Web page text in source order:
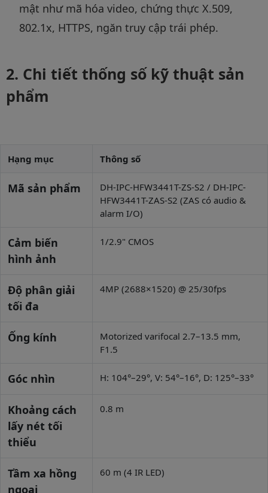
mật như mã hóa video, chứng thực X.509,
802.1x, HTTPS, ngăn truy cập trái phép.
Chi tiết thống số kỹ thuật sản
phẩm
Hạng mục Thông số
Mã sản phẩm
DH-IPC-HFW3441T-ZS-S2 / DH-IPC-
HFW3441T-ZAS-S2 (ZAS có audio &
alarm I/O)
Cảm biến
hình ảnh
1/2.9" CMOS
Độ phân giải
tối đa
4MP (2688×1520) @ 25/30fps
Ống kính
Motorized varifocal 2.7–13.5 mm,
F1.5
Góc nhìn H: 104°–29°, V: 54°–16°, D: 125°–33°
Khoảng cách
lấy nét tối
thiểu
0.8 m
Tầm xa hồng
ngoại
60 m (4 IR LED)